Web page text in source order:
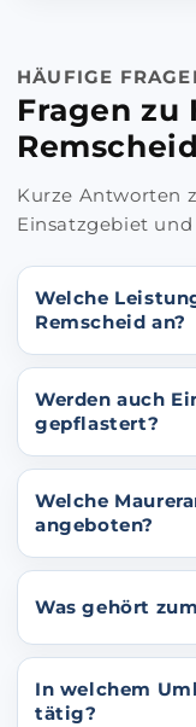
HÄUFIGE
Fragen zu
Remscheid
Kurze Antworten
Einsatzgebiet
Welche
Remscheid an?
Werden auch
gepflastert?
Welche
angeboten?
Was gehört
In welchem
tätig?